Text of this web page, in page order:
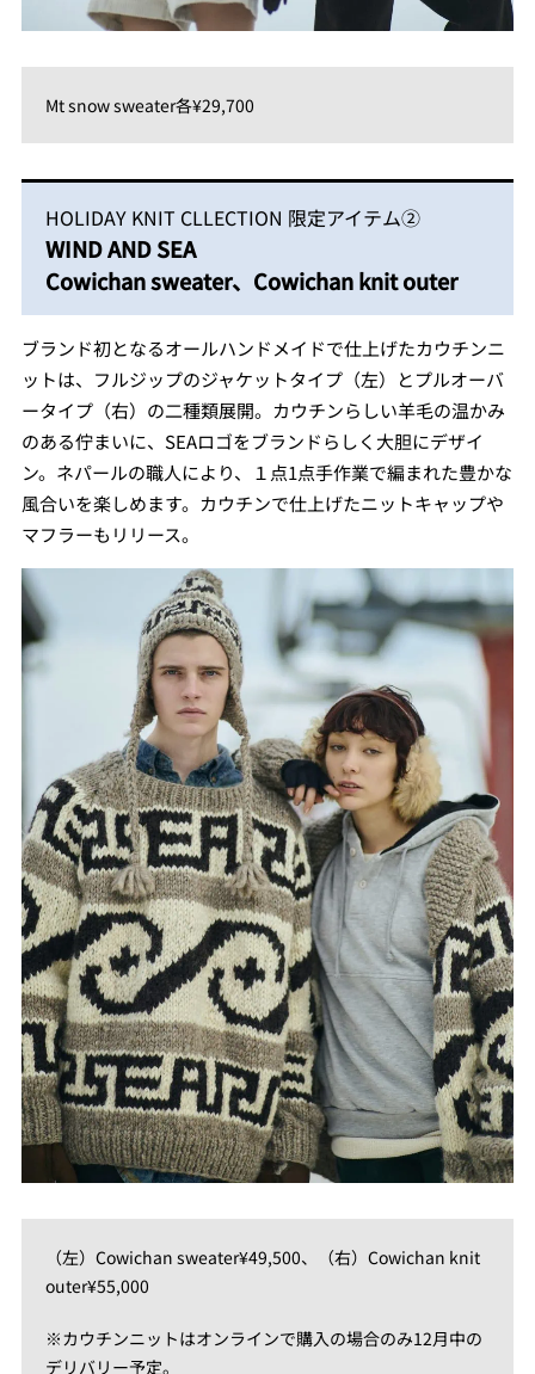
Mt snow sweater各¥29,700
HOLIDAY KNIT CLLECTION 限定アイテム②
WIND AND SEA
Cowichan sweater、Cowichan knit outer
ブランド初となるオールハンドメイドで仕上げたカウチンニ
ットは、フルジップのジャケットタイプ（左）とプルオーバ
ータイプ（右）の⼆種類展開。カウチンらしい羊毛の温かみ
のある佇まいに、SEAロゴをブランドらしく大胆にデザイ
ン。ネパールの職⼈により、１点1点⼿作業で編まれた豊かな
⾵合いを楽しめます。カウチンで仕上げたニットキャップや
マフラーもリリース。
（左）Cowichan sweater¥49,500、（右）Cowichan knit
outer¥55,000
※カウチンニットはオンラインで購⼊の場合のみ12⽉中の
デリバリー予定。